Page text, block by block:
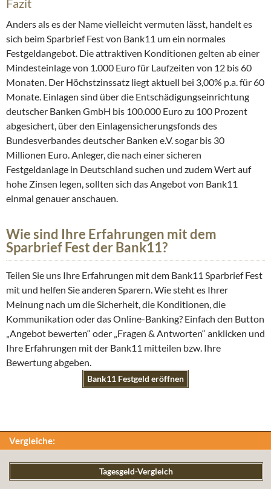
Fazit
Anders als es der Name vielleicht vermuten lässt, handelt es
sich beim Sparbrief Fest von Bank11 um ein normales
Festgeldangebot. Die attraktiven Konditionen gelten ab einer
Mindesteinlage von 1.000 Euro für Laufzeiten von 12 bis 60
Monaten. Der Höchstzinssatz liegt aktuell bei 3,00% p.a. für 60
Monate. Einlagen sind über die Entschädigungseinrichtung
deutscher Banken GmbH bis 100.000 Euro zu 100 Prozent
abgesichert, über den Einlagensicherungsfonds des
Bundesverbandes deutscher Banken e.V. sogar bis 30
Millionen Euro. Anleger, die nach einer sicheren
Festgeldanlage in Deutschland suchen und zudem Wert auf
hohe Zinsen legen, sollten sich das Angebot von Bank11
einmal genauer anschauen.
Wie sind Ihre Erfahrungen mit dem
Sparbrief Fest der Bank11?
Teilen Sie uns Ihre Erfahrungen mit dem Bank11 Sparbrief Fest
mit und helfen Sie anderen Sparern. Wie steht es Ihrer
Meinung nach um die Sicherheit, die Konditionen, die
Kommunikation oder das Online-Banking? Einfach den Button
„Angebot bewerten“ oder „Fragen & Antworten“ anklicken und
Ihre Erfahrungen mit der Bank11 mitteilen bzw. Ihre
Bewertung abgeben.
Bank11 Festgeld eröffnen
Vergleiche:
Tagesgeld-Vergleich